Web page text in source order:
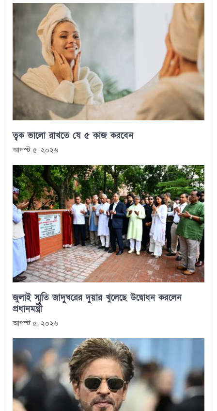
ত্বক ভালো রাখতে যে ৫ কাজ করবেন
আগস্ট ৫, ২০২৬
জুলাই স্মৃতি জাদুঘরের দুয়ার খুলেছে উদ্বোধন করলেন
প্রধানমন্ত্রী
আগস্ট ৫, ২০২৬